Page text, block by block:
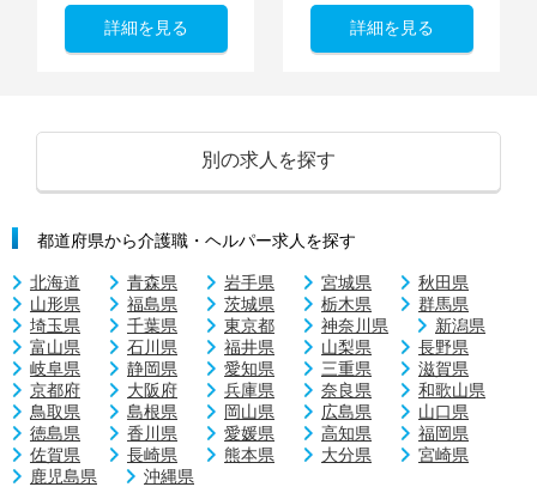
詳細を見る 詳細を見る
別の求人を探す
都道府県から介護職・ヘルパー求人を探す
北海道 青森県 岩手県 宮城県
秋田県
山形県
福島県 茨城県 栃木県
群馬県
埼玉県
千葉県 東京都 神奈川県
新潟県
富山県
石川県 福井県 山梨県
長野県
岐阜県
静岡県 愛知県 三重県
滋賀県
京都府
大阪府 兵庫県 奈良県
和歌山県
鳥取県
島根県 岡山県 広島県
山口県
徳島県
香川県 愛媛県 高知県
福岡県
佐賀県
長崎県 熊本県 大分県
宮崎県
鹿児島県
沖縄県